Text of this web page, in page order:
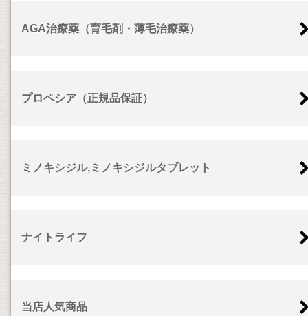
AGA治療薬（育毛剤・薄毛治療薬）
プロペシア（正規品保証）
ミノキシジル,ミノキシジルタブレット
ナイトライフ
当店人気商品